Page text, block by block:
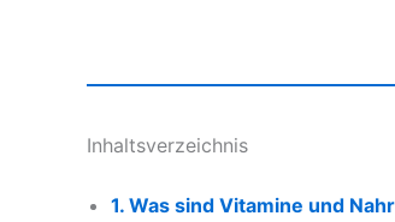
Inhaltsverzeichnis
1. Was sind Vitamine und